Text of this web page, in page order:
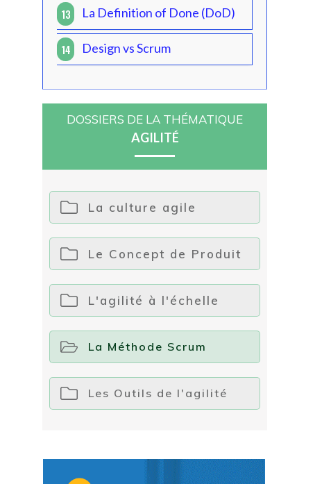
13 La Definition of Done (DoD)
14 Design vs Scrum
DOSSIERS DE LA THÉMATIQUE
AGILITÉ
La culture agile
Le Concept de Produit
L'agilité à l'échelle
La Méthode Scrum
Les Outils de l'agilité